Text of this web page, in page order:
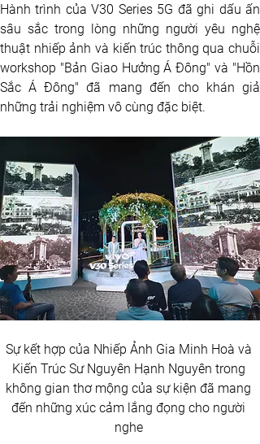
Hành trình của V30 Series 5G đã ghi dấu ấn
sâu sắc trong lòng những người yêu nghệ
thuật nhiếp ảnh và kiến trúc thông qua chuỗi
workshop "Bản Giao Hưởng Á Đông" và "Hồn
Sắc Á Đông" đã mang đến cho khán giả
những trải nghiệm vô cùng đặc biệt.
Sự kết hợp của Nhiếp Ảnh Gia Minh Hoà và
Kiến Trúc Sư Nguyên Hạnh Nguyên trong
không gian thơ mộng của sự kiện đã mang
đến những xúc cảm lắng đọng cho người
nghe